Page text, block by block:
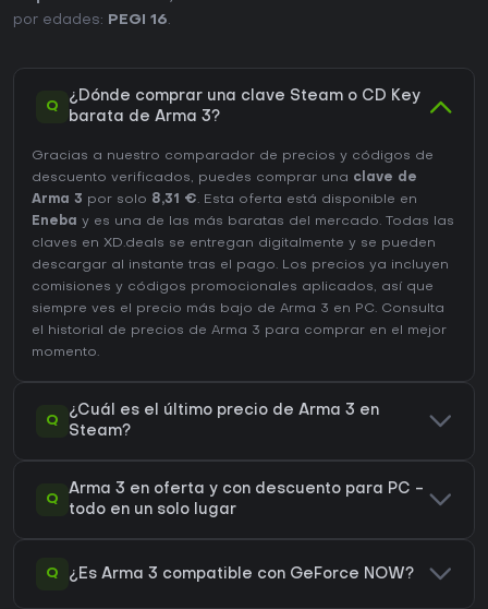
por edades:
PEGI 16.
Q
¿Dónde comprar una clave Steam o CD Key
barata de Arma 3?
Gracias a nuestro comparador de precios y códigos de
descuento verificados, puedes comprar una clave de
Arma 3 por solo 8,31 €. Esta oferta está disponible en
Eneba y es una de las más baratas del mercado. Todas las
claves en XD.deals se entregan digitalmente y se pueden
descargar al instante tras el pago. Los precios ya incluyen
comisiones y códigos promocionales aplicados, así que
siempre ves el precio más bajo de Arma 3 en PC. Consulta
el
historial de precios de Arma 3 para comprar en el mejor
momento.
Q
¿Cuál es el último precio de Arma 3 en
Steam?
Q
Arma 3 en oferta y con descuento para PC -
todo en un solo lugar
Q ¿Es Arma 3 compatible con GeForce NOW?